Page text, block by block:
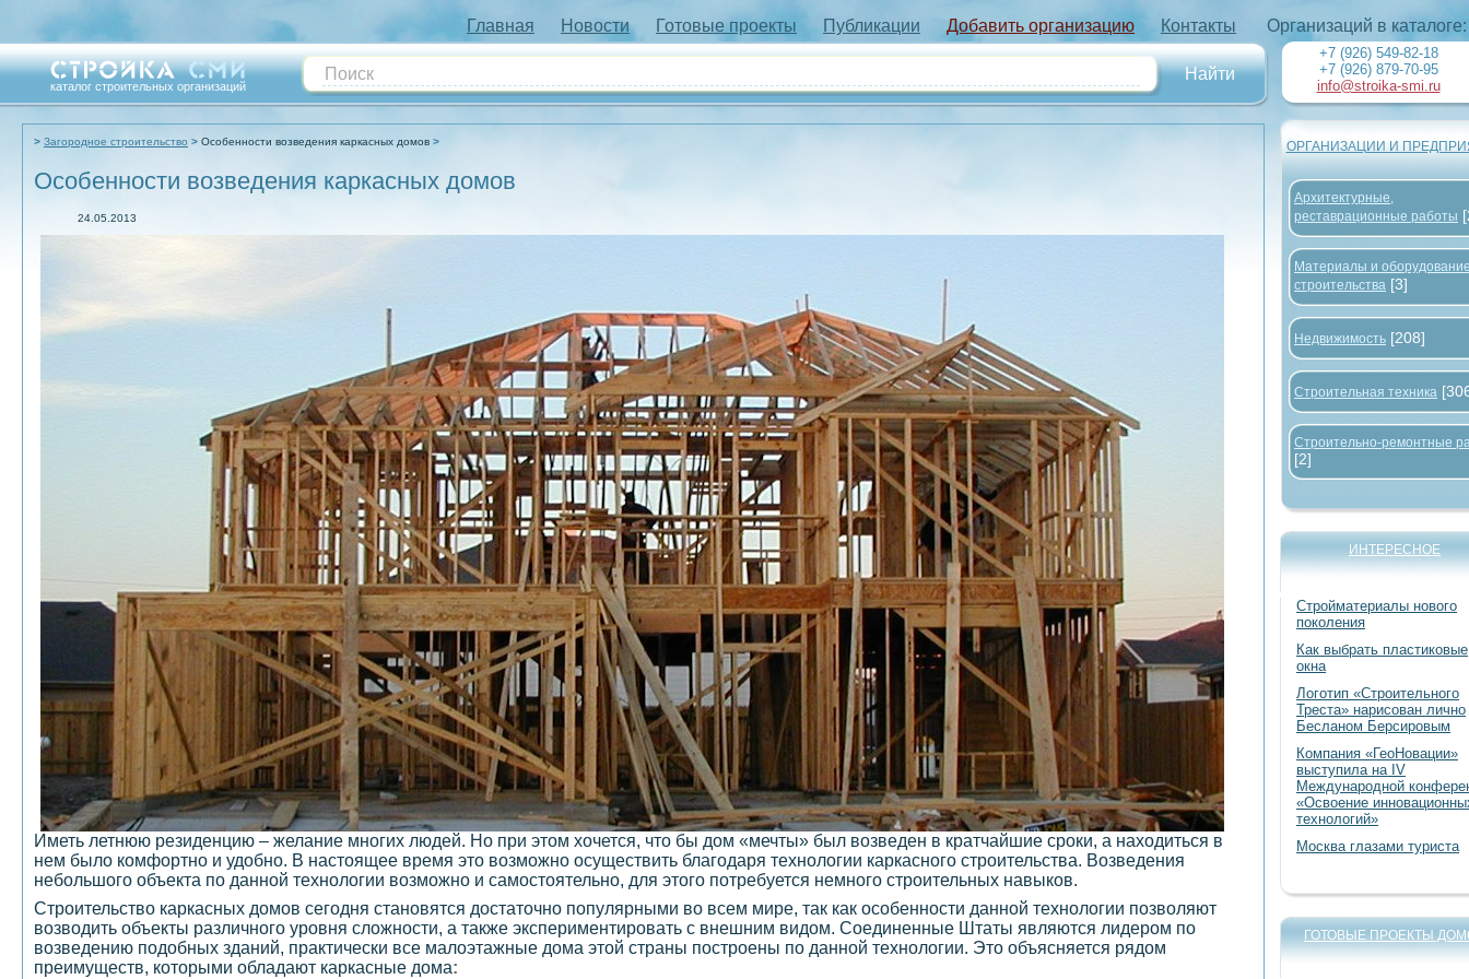
Главная Новости Готовые проекты Публикации Добавить организацию Контакты
каталог строительных организаций
Загородное строительство Особенности возведения каркасных домов
Особенности возведения каркасных домов
24.05.2013
Иметь летнюю резиденцию – желание многих людей. Но при этом хочется, что бы дом «мечты» был возведен в кратчайшие сроки, а находиться в
нем было комфортно и удобно. В настоящее время это возможно осуществить благодаря технологии каркасного строительства. Возведения
небольшого объекта по данной технологии возможно и самостоятельно, для этого потребуется немного строительных навыков.
Строительство каркасных домов сегодня становятся достаточно популярными во всем мире, так как особенности данной технологии позволяют
возводить объекты различного уровня сложности, а также экспериментировать с внешним видом. Соединенные Штаты являются лидером по
возведению подобных зданий, практически все малоэтажные дома этой страны построены по данной технологии. Это объясняется рядом
преимуществ, которыми обладают каркасные дома:
Организаций в
+7 (926) 549-82-18
+7 (926) 879-70-95
info@stroika-smi.ru
ОРГАНИЗАЦИИ И
Архитектурные,
реставрационные работы
Материалы и
строительства [3]
Недвижимость [208]
Строительная техника
Строительно-ремонтные
[2]
ИНТЕРЕСНОЕ
Стройматериалы нового
поколения
Как выбрать пластиковые
окна
Логотип «Строительного
Треста» нарисован лично
Бесланом Берсировым
Компания «ГеоНовации»
выступила на IV
Международной
«Освоение
технологий»
Москва глазами туриста
ГОТОВЫЕ ПРОЕКТЫ